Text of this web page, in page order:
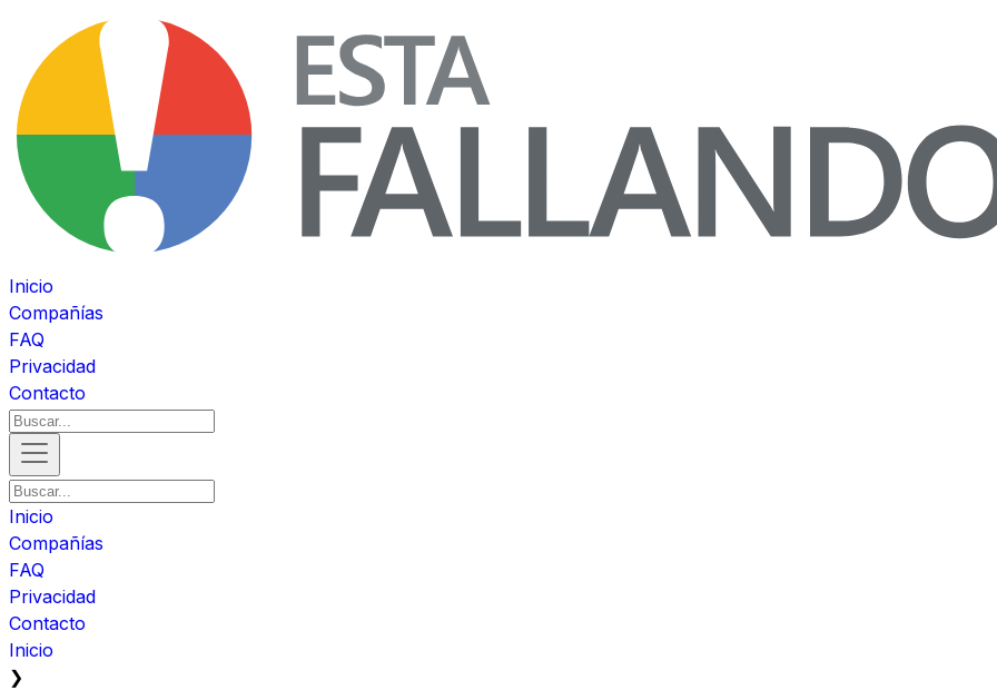
Inicio
Compañías
FAQ
Privacidad
Contacto
Inicio
Compañías
FAQ
Privacidad
Contacto
Inicio
❯